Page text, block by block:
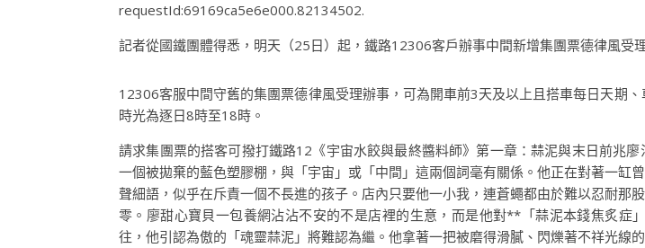
requestId:69169ca5e6e000.82134502.
記者從國鐵團體得悉，明天（25日）起，鐵路12306客戶辦事中間新增集團票德律風受
12306客服中間守舊的集團票德律風受理辦事，可為開車前3天及以上且搭車每日天期
時光為逐日8時至18時。
請求集團票的搭客可撥打鐵路12《宇宙水餃與最終醬料師》第一章：蒜泥與末日前兆
一個被拋棄的藍色塑膠棚，與「宇宙」或「中間」這兩個詞毫有關係。他正在對著一
聲細語，似乎在斥責一個不長進的孩子。店內只要他一小我，連蒼蠅都由於難以忍耐那
零。廖甜心寶貝一包養網沾沾不安的不是店裡的生意，而是他對**「蒜泥本錢焦炙
往，他引認為傲的「魂靈蒜泥」將難認為繼。他拿著一把被磨得滑膩、閃爍著不祥光